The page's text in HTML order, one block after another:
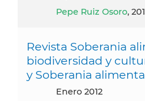
Pepe Ruiz Osoro,
Revista Soberania
biodiversidad y
y Soberania
enero 2012